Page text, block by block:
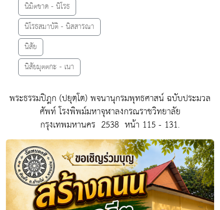
นิมิตขาด - นิโรธ
นิโรธสมาบัติ - นิสสารณา
นิสัย
นิสัยมุตตกะ - เนา
พระธรรมปิฎก (ปยุตฺโต)พจนานุกรมพุทธศาสน์ ฉบับประมวล
ศัพท์โรงพิพม์มหาจุฬาลงกรณราชวิทยาลัย
กรุงเทพมหานคร 2538 หน้า 115 - 131.